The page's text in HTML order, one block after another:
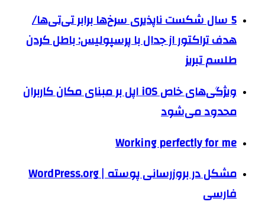
5 سال شکست ناپذیری سرخ‌ها برابر تی‌تی‌ها/
هدف تراکتور از جدال با پرسپولیس: باطل کردن
طلسم تبریز
ویژگی‌های خاص iOS اپل بر مبنای مکان کاربران
محدود می‌شود
Working perfectly for me
مشکل در بروزرسانی پوسته | WordPress.org
فارسی